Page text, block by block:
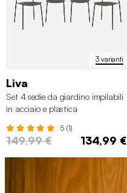
3 varianti
Liva
Set 4 sedie da giardino impilabili
in acciaio e plastica
5 (1)
149,99 € 134,99 €